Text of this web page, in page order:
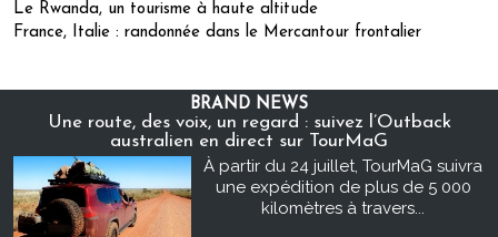
Le Rwanda, un tourisme à haute altitude
France, Italie : randonnée dans le Mercantour frontalier
BRAND NEWS
Une route, des voix, un regard : suivez l’Outback
australien en direct sur TourMaG
À partir du 24 juillet, TourMaG suivra
une expédition de plus de 5 000
kilomètres à travers...